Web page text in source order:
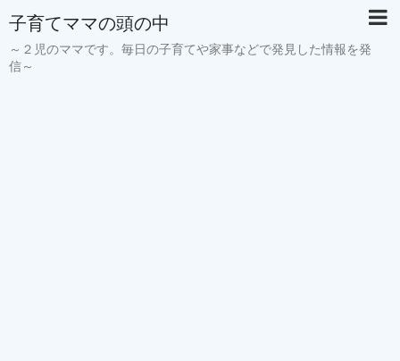
子育てママの頭の中
～２児のママです。毎日の子育てや家事などで発見した情報を発
信～